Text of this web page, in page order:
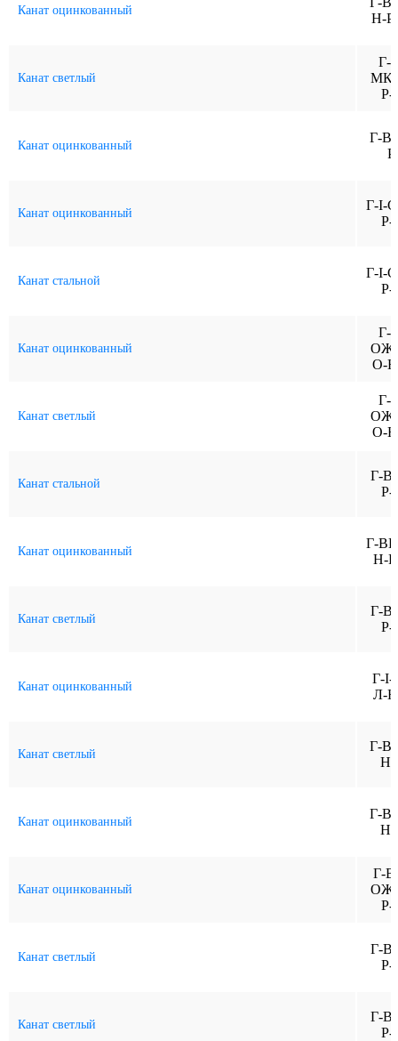
Канат оцинкованный
Н-
Канат светлый
Г-
Р-
Канат оцинкованный
Г-
Р
Канат оцинкованный
Г-I-
Р-
Канат стальной
Г-I-
Р-
Канат оцинкованный
Г-
О-
Канат светлый
Г-
О-
Канат стальной
Г-
Р-
Канат оцинкованный
Г-
Н-
Канат светлый
Г-
Р-
Канат оцинкованный
Г-
Л-
Канат светлый
Г-
Н-
Канат оцинкованный
Г-
Н-
Канат оцинкованный
Г-
Р-
Канат светлый
Г-
Р-
Канат светлый
Г-
Р-